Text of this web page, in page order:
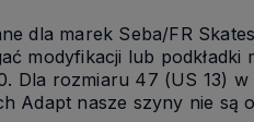
dla marek Seba/FR
modyfikacji lub
Dla rozmiaru 47 (US 13)
Adapt nasze szyny nie są